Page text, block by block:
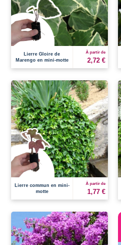
Lierre Gloire de
Marengo en mini-motte
À partir de
2,72 €
Lierre commun en mini-
motte
À partir de
1,77 €